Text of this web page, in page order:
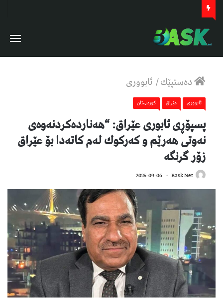
دەستپێك/ ئابووری
ئابووری عێراق كوردستان
پسپۆڕی ئابوری عێراق: “هەناردەكردنەوەی
نەوتی هەرێم و كەركوك لەم كاتەدا بۆ عێراق
زۆر گرنگە
Bask Net
2025-09-06